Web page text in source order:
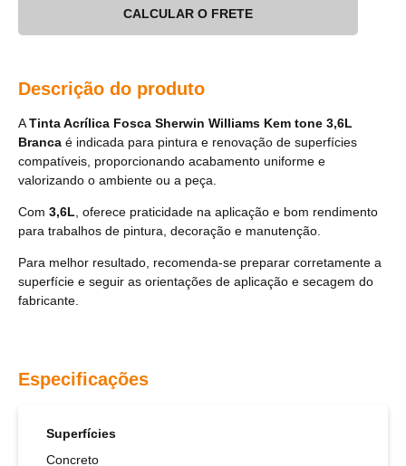
CALCULAR O FRETE
Descrição do produto
ATinta Acrílica Fosca Sherwin Williams Kem tone 3,6L
Branca é indicada para pintura e renovação de superfícies
compatíveis, proporcionando acabamento uniforme e
valorizando o ambiente ou a peça.
Com 3,6L , oferece praticidade na aplicação e bom rendimento
para trabalhos de pintura, decoração e manutenção.
Para melhor resultado, recomenda-se preparar corretamente a
superfície e seguir as orientações de aplicação e secagem do
fabricante.
Especificações
Superfícies
Concreto